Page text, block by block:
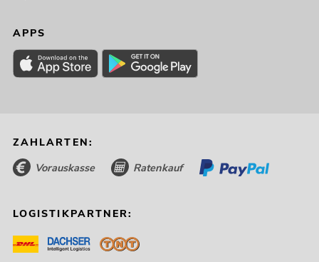
APPS
ZAHLARTEN:
Vorauskasse Ratenkauf
LOGISTIKPARTNER: